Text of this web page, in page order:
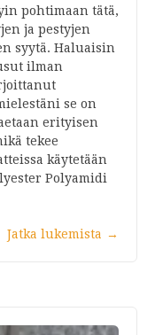
pohtimaan tätä,
ja pestyjen
syytä. Haluaisin
ilman
se on
erityisen
tekee
käytetään
Polyamidi
Jatka lukemista →